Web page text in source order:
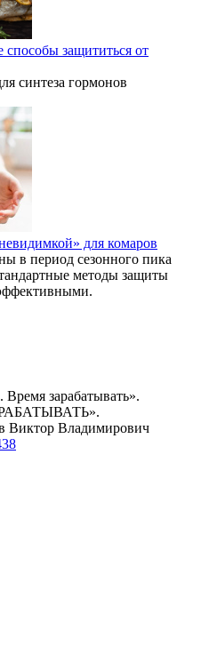
способы защититься от
синтеза гормонов
для комаров
в период сезонного пика
методы защиты
Время зарабатывать».
Виктор Владимирович